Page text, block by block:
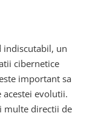
indiscutabil, un
cibernetice
important sa
evolutii.
multe directii de